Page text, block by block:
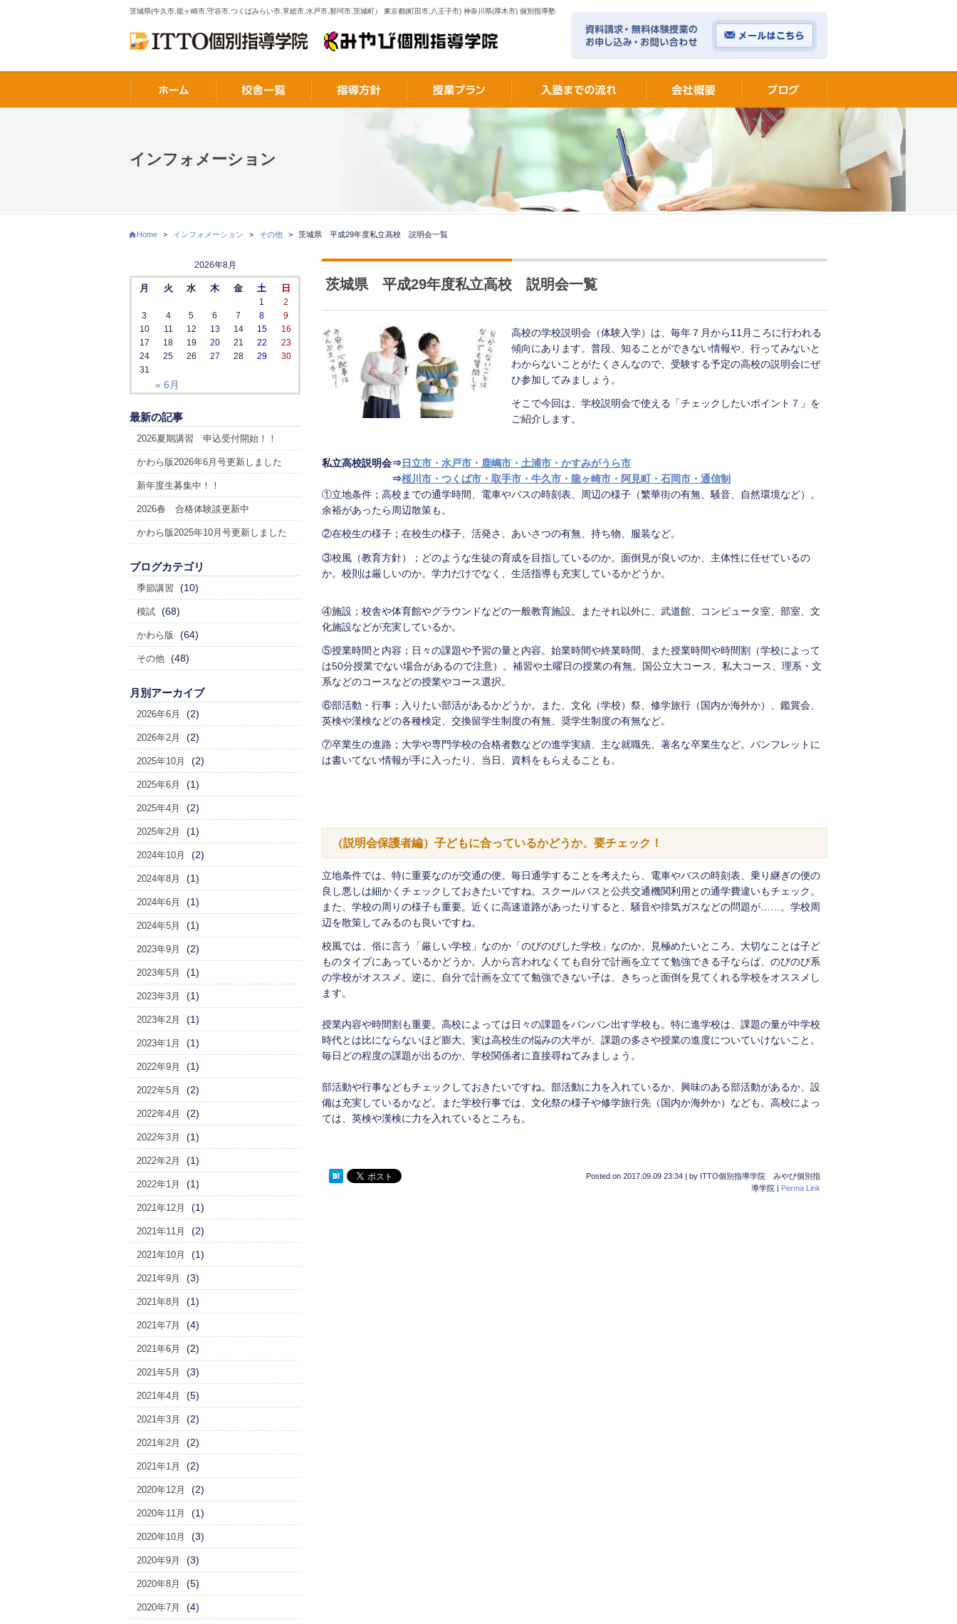
茨城県(牛久市,龍ヶ崎市,守谷市,つくばみらい市,常総市,水戸市,那珂市,茨城町） 東京都(町田市,八王子市) 神奈川県(厚木市) 個別指導塾
インフォメーション
Home > インフォメーション > その他 > 茨城県 平成29年度私立高校 説明会一覧
茨城県 平成29年度私立高校 説明会一覧
高校の学校説明会（体験入学）は、毎年７月から11月ころに行われる
傾向にあります。普段、知ることができない情報や、行ってみないと
わからないことがたくさんなので、受験する予定の高校の説明会にぜ
ひ参加してみましょう。
そこで今回は、学校説明会で使える「チェックしたいポイント７」を
ご紹介します。
私立高校説明会⇒日立市・水戸市・鹿嶋市・土浦市・かすみがうら市
⇒桜川市・つくば市・取手市・牛久市・龍ヶ崎市・阿見町・石岡市・通信制
①立地条件；高校までの通学時間、電車やバスの時刻表、周辺の様子（繁華街の有無、騒音、自然環境など）。
余裕があったら周辺散策も。
②在校生の様子；在校生の様子、活発さ、あいさつの有無、持ち物、服装など。
③校風（教育方針）；どのような生徒の育成を目指しているのか。面倒見が良いのか、主体性に任せているの
か。校則は厳しいのか。学力だけでなく、生活指導も充実しているかどうか。
④施設；校舎や体育館やグラウンドなどの一般教育施設。またそれ以外に、武道館、コンピュータ室、部室、文
化施設などが充実しているか。
⑤授業時間と内容；日々の課題や予習の量と内容。始業時間や終業時間、また授業時間や時間割（学校によって
は50分授業でない場合があるので注意）。補習や土曜日の授業の有無。国公立大コース、私大コース、理系・文
系などのコースなどの授業やコース選択。
⑥部活動・行事；入りたい部活があるかどうか。また、文化（学校）祭、修学旅行（国内か海外か）、鑑賞会、
英検や漢検などの各種検定、交換留学生制度の有無、奨学生制度の有無など。
⑦卒業生の進路；大学や専門学校の合格者数などの進学実績、主な就職先、著名な卒業生など。パンフレットに
は書いてない情報が手に入ったり、当日、資料をもらえることも。
（説明会保護者編）子どもに合っているかどうか、要チェック！
立地条件では、特に重要なのが交通の便。毎日通学することを考えたら、電車やバスの時刻表、乗り継ぎの便の
良し悪しは細かくチェックしておきたいですね。スクールバスと公共交通機関利用との通学費違いもチェック。
また、学校の周りの様子も重要。近くに高速道路があったりすると、騒音や排気ガスなどの問題が……。学校周
辺を散策してみるのも良いですね。
校風では、俗に言う「厳しい学校」なのか「のびのびした学校」なのか、見極めたいところ。大切なことは子ど
ものタイプにあっているかどうか。人から言われなくても自分で計画を立てて勉強できる子ならば、のびのび系
の学校がオススメ。逆に、自分で計画を立てて勉強できない子は、きちっと面倒を見てくれる学校をオススメし
ます。
授業内容や時間割も重要。高校によっては日々の課題をバンバン出す学校も。特に進学校は、課題の量が中学校
時代とは比にならないほど膨大。実は高校生の悩みの大半が、課題の多さや授業の進度についていけないこと。
毎日どの程度の課題が出るのか、学校関係者に直接尋ねてみましょう。
部活動や行事などもチェックしておきたいですね。部活動に力を入れているか、興味のある部活動があるか、設
備は充実しているかなど。また学校行事では、文化祭の様子や修学旅行先（国内か海外か）なども。高校によっ
ては、英検や漢検に力を入れているところも。
Posted on 2017.09.09 23:34 by ITTO個別指導学院 みやび個別指
導学院
Perma Link
2026年8月
月 火 水 木 金 土 日
« 6月
1
2
3
4 5 6 7 8
9
10
11 12 13 14 15
16
17
18 19 20 21 22
23
24
25 26 27 28 29
30
31
最新の記事
2026夏期講習 申込受付開始！！
かわら版2026年6月号更新しました
新年度生募集中！！
2026春 合格体験談更新中
かわら版2025年10月号更新しました
ブログカテゴリ
季節講習 (10)
模試 (68)
かわら版 (64)
その他 (48)
月別アーカイブ
2026年6月 (2)
2026年2月 (2)
2025年10月 (2)
2025年6月 (1)
2025年4月 (2)
2025年2月 (1)
2024年10月 (2)
2024年8月 (1)
2024年6月 (1)
2024年5月 (1)
2023年9月 (2)
2023年5月 (1)
2023年3月 (1)
2023年2月 (1)
2023年1月 (1)
2022年9月 (1)
2022年5月 (2)
2022年4月 (2)
2022年3月 (1)
2022年2月 (1)
2022年1月 (1)
2021年12月 (1)
2021年11月 (2)
2021年10月 (1)
2021年9月 (3)
2021年8月 (1)
2021年7月 (4)
2021年6月 (2)
2021年5月 (3)
2021年4月 (5)
2021年3月 (2)
2021年2月 (2)
2021年1月 (2)
2020年12月 (2)
2020年11月 (1)
2020年10月 (3)
2020年9月 (3)
2020年8月 (5)
2020年7月 (4)